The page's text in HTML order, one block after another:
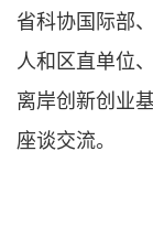
省科协国际部
人和区直单位
离岸创新创业
座谈交流。